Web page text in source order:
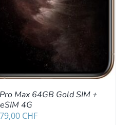
Max 64GB Gold SIM +
eSIM 4G
CHF